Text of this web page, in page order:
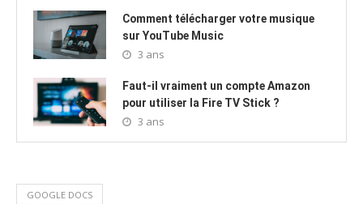
Comment télécharger votre musique
sur YouTube Music
3 ans
Faut-il vraiment un compte Amazon
pour utiliser la Fire TV Stick ?
3 ans
GOOGLE DOCS